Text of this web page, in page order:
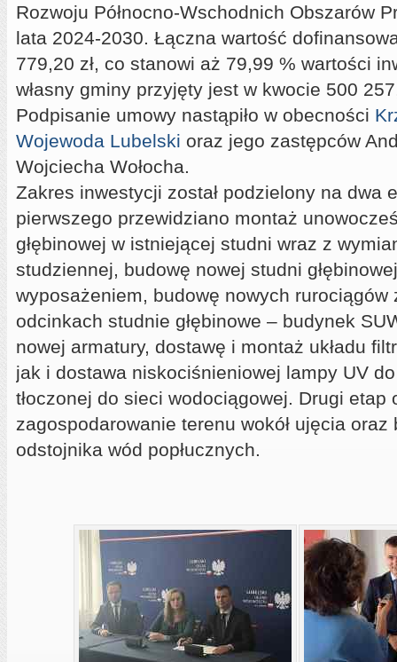
Rozwoju Północno-Wschodnich Obszarów
lata 2024-2030. Łączna wartość
779,20 zł, co stanowi aż 79,99 % wartości
własny gminy przyjęty jest w kwocie 500
Podpisanie umowy nastąpiło w obecności
Wojewoda Lubelski oraz jego zastępców
Wojciecha Wołocha.
Zakres inwestycji został podzielony na dwa
pierwszego przewidziano montaż
głębinowej w istniejącej studni wraz z
studziennej, budowę nowej studni
wyposażeniem, budowę nowych rurociągów
odcinkach studnie głębinowe – budynek
nowej armatury, dostawę i montaż układu
jak i dostawa niskociśnieniowej lampy UV
tłoczonej do sieci wodociągowej. Drugi etap
zagospodarowanie terenu wokół ujęcia oraz
odstojnika wód popłucznych.